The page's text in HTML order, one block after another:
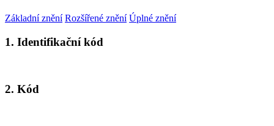
Základní znění Rozšířené znění Úplné znění
1. Identifikační kód
2. Kód